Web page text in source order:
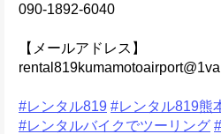
090-1892-6040
【メールアドレス】
#レンタル819 #レンタル819熊
#レンタルバイクでツーリング